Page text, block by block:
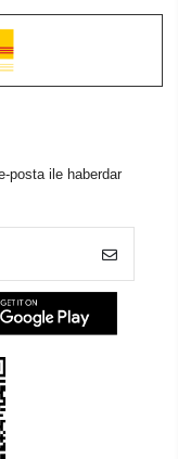
posta ile haberdar